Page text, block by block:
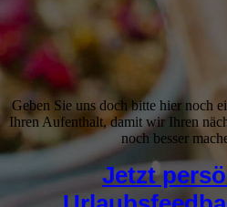
Geben Sie uns doch bitte hier noch
Ihren Aufenthalt, damit wir Ihren
noch besser
Jetzt